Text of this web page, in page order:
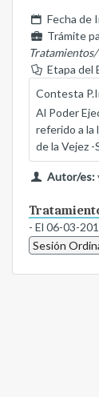
Fecha de
Trámite
Etapa del
Contesta
Al Poder
referido a la
de la Vejez -
Autor/es:
- El 06-03-
Sesión